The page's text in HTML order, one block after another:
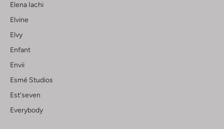
Elena Iachi
Elvine
Elvy
Enfant
Envii
Esmé Studios
Est'seven
Everybody